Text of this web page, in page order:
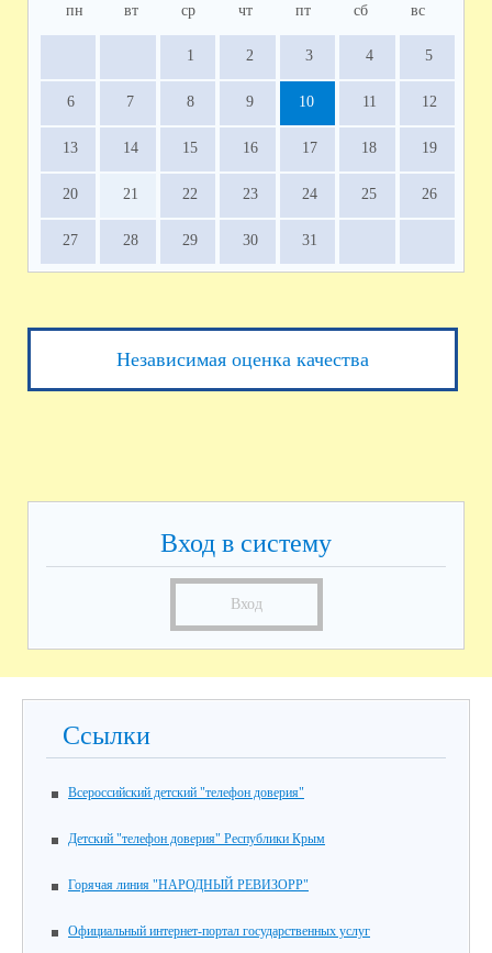
пн вт ср чт пт сб вс
1 2 3 4 5
6 7 8 9 10 11 12
13 14 15 16 17 18 19
20 21 22 23 24 25 26
27 28 29 30 31
Независимая оценка качества
Вход в систему
Вход
Ссылки
Всероссийский детский "телефон доверия"
Детский "телефон доверия" Республики Крым
Горячая линия "НАРОДНЫЙ РЕВИЗОРР"
Официальный интернет-портал государственных услуг